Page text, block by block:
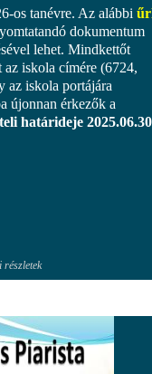
os tanévre. Az alábbi
dokumentum
lehet. Mindkettőt
iskola címére (6724,
az iskola portájára
újonnan érkezők a
határideje
részletek